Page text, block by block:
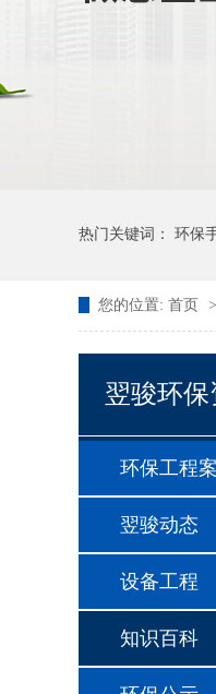
热门关键词： 环保
您的位置: 首页 >
翌骏环
环保工程
翌骏动态
设备工程
知识百科